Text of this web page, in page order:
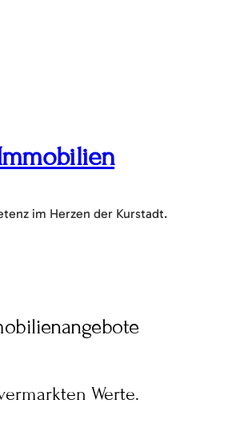
im Herzen der Kurstadt.
Werte.